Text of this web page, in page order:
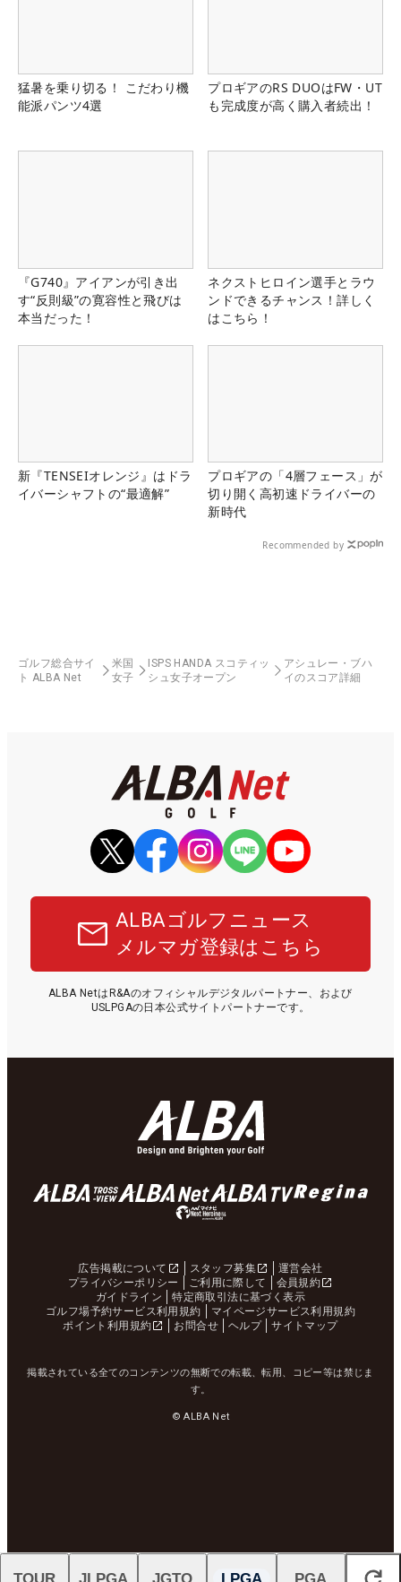
猛暑を乗り切る！ こだわり機
能派パンツ4選
プロギアのRS DUOはFW・UT
も完成度が高く購入者続出！
『G740』アイアンが引き出
す“反則級”の寛容性と飛びは
本当だった！
ネクストヒロイン選手とラウ
ンドできるチャンス！詳しく
はこちら！
新『TENSEIオレンジ』はドラ
イバーシャフトの“最適解”
プロギアの「4層フェース」が
切り開く高初速ドライバーの
新時代
Recommended by
ゴルフ総合サイ
ト ALBA Net
米国
女子
ISPS HANDA スコティッ
シュ女子オープン
アシュレー・ブハ
イのスコア詳細
ALBAゴルフニュース
メルマガ登録はこちら
ALBA NetはR&Aのオフィシャルデジタルパートナー、および
USLPGAの日本公式サイトパートナーです。
広告掲載について スタッフ募集
運営会社
プライバシーポリシー
ご利用に際して
会員規約
ガイドライン
特定商取引法に基づく表示
ゴルフ場予約サービス利用規約
マイページサービス利用規約
ポイント利用規約
お問合せ ヘルプ サイトマップ
掲載されている全てのコンテンツの無断での転載、転用、コピー等は禁じま
す。
© ALBA Net
TOUR JLPGA JGTO LPGA PGA